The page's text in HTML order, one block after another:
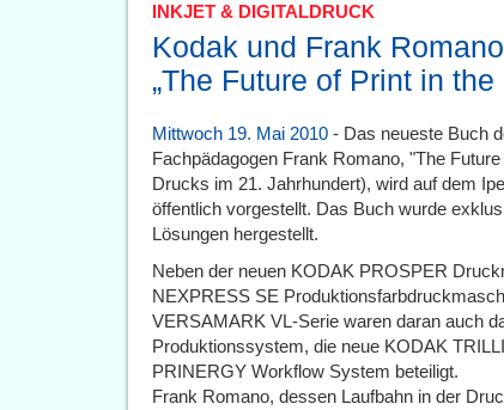
INKJET & DIGITALDRUCK
Kodak und Frank
„The Future of Print in the
Mittwoch 19. Mai 2010 - Das neueste Buch
Fachpädagogen Frank Romano, "The
Drucks im 21. Jahrhundert), wird auf dem
öffentlich vorgestellt. Das Buch wurde
Lösungen hergestellt.
Neben der neuen KODAK PROSPER
NEXPRESS SE
VERSAMARK VL-Serie waren daran auch
Produktionssystem, die neue KODAK
PRINERGY Workflow System beteiligt.
Frank Romano, dessen Laufbahn in der